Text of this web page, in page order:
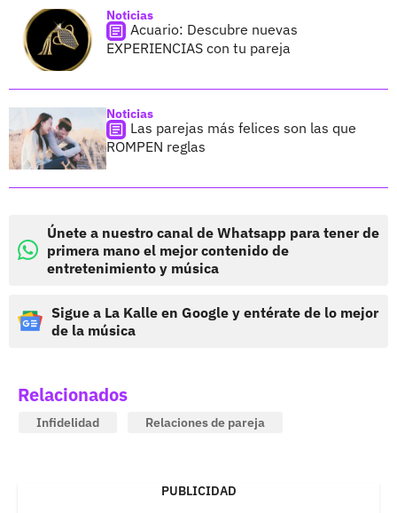
Noticias
Acuario: Descubre nuevas
EXPERIENCIAS con tu pareja
Noticias
Las parejas más felices son las que
ROMPEN reglas
Únete a nuestro canal de Whatsapp para tener de
primera mano el mejor contenido de
entretenimiento y música
Sigue a La Kalle en Google y entérate de lo mejor
de la música
Relacionados
Infidelidad Relaciones de pareja
PUBLICIDAD